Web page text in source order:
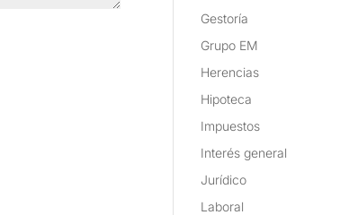
Gestoría
Grupo EM
Herencias
Hipoteca
Impuestos
Interés general
Jurídico
Laboral